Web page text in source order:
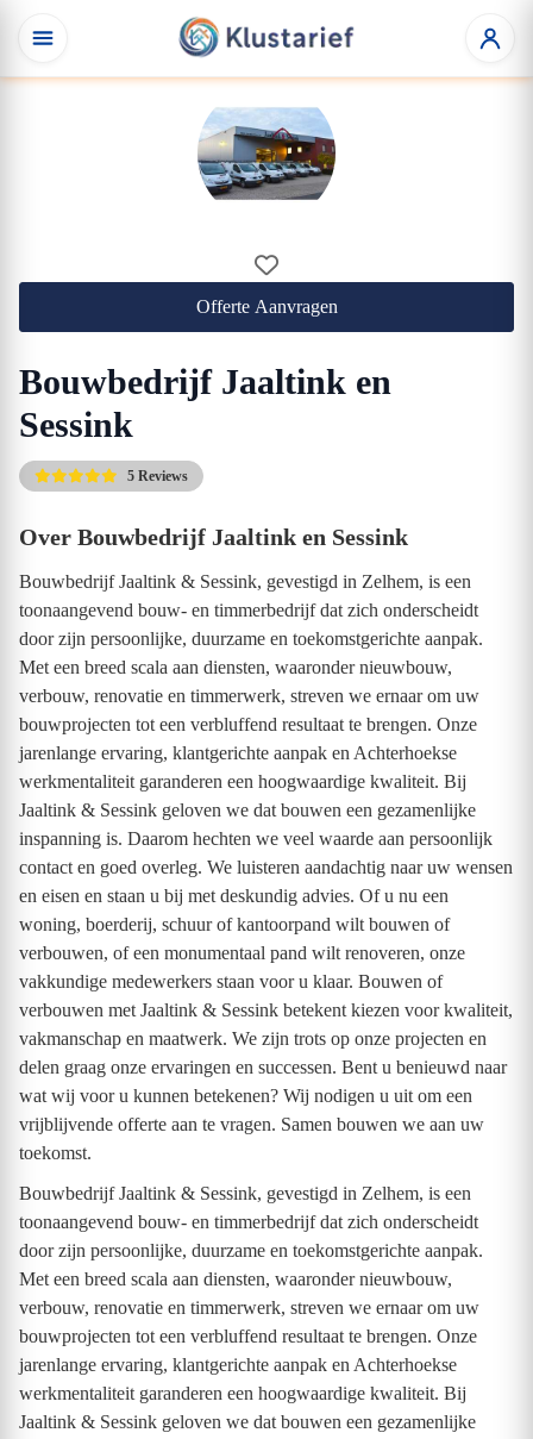
Offerte Aanvragen
Bouwbedrijf Jaaltink en
Sessink
5 Reviews
Over Bouwbedrijf Jaaltink en Sessink
Bouwbedrijf Jaaltink & Sessink, gevestigd in Zelhem, is een
toonaangevend bouw- en timmerbedrijf dat zich onderscheidt
door zijn persoonlijke, duurzame en toekomstgerichte aanpak.
Met een breed scala aan diensten, waaronder nieuwbouw,
verbouw, renovatie en timmerwerk, streven we ernaar om uw
bouwprojecten tot een verbluffend resultaat te brengen. Onze
jarenlange ervaring, klantgerichte aanpak en Achterhoekse
werkmentaliteit garanderen een hoogwaardige kwaliteit. Bij
Jaaltink & Sessink geloven we dat bouwen een gezamenlijke
inspanning is. Daarom hechten we veel waarde aan persoonlijk
contact en goed overleg. We luisteren aandachtig naar uw wensen
en eisen en staan u bij met deskundig advies. Of u nu een
woning, boerderij, schuur of kantoorpand wilt bouwen of
verbouwen, of een monumentaal pand wilt renoveren, onze
vakkundige medewerkers staan voor u klaar. Bouwen of
verbouwen met Jaaltink & Sessink betekent kiezen voor kwaliteit,
vakmanschap en maatwerk. We zijn trots op onze projecten en
delen graag onze ervaringen en successen. Bent u benieuwd naar
wat wij voor u kunnen betekenen? Wij nodigen u uit om een
vrijblijvende offerte aan te vragen. Samen bouwen we aan uw
toekomst.
Bouwbedrijf Jaaltink & Sessink, gevestigd in Zelhem, is een
toonaangevend bouw- en timmerbedrijf dat zich onderscheidt
door zijn persoonlijke, duurzame en toekomstgerichte aanpak.
Met een breed scala aan diensten, waaronder nieuwbouw,
verbouw, renovatie en timmerwerk, streven we ernaar om uw
bouwprojecten tot een verbluffend resultaat te brengen. Onze
jarenlange ervaring, klantgerichte aanpak en Achterhoekse
werkmentaliteit garanderen een hoogwaardige kwaliteit. Bij
Jaaltink & Sessink geloven we dat bouwen een gezamenlijke